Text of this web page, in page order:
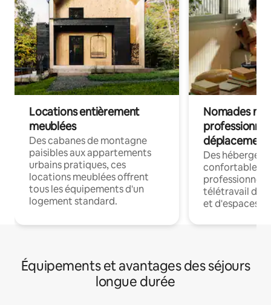
Locations entièrement
meublées
Des cabanes de montagne
paisibles aux appartements
urbains pratiques, ces
locations meublées offrent
tous les équipements d'un
logement standard.
Nomades
déplacement
Des
confortables
professionnels
télétravail
et d'espaces
Équipements et avantages des séjours
longue durée